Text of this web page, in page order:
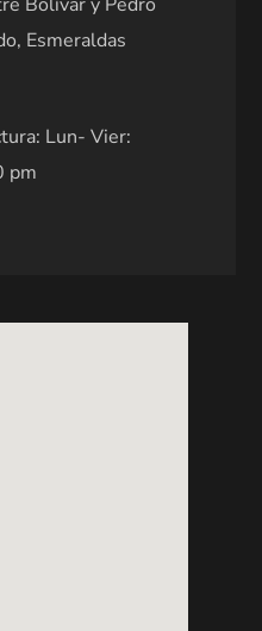
Esmeraldas
Lun- Vier:
pm